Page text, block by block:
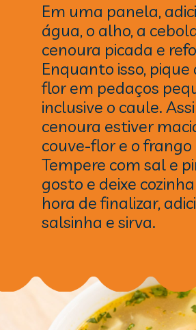
Em uma panela,
água, o alho, a
cenoura picada e
Enquanto isso, pique
flor em pedaços
inclusive o caule.
cenoura estiver
couve-flor e o frango
Tempere com sal e
gosto e deixe
hora de finalizar,
salsinha e sirva.